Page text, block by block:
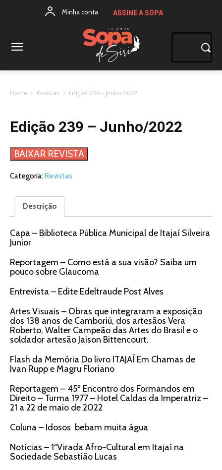
Minha conta ASSINE A SOPA
Home Revistas Edição 239 – Junho/2022
Edição 239 – Junho/2022
BAIXAR REVISTA
Categoria:Revistas
Descrição
Capa – Biblioteca Pública Municipal de Itajaí Silveira
Junior
Reportagem – Como está a sua visão? Saiba um
pouco sobre Glaucoma
Entrevista – Edite Edeltraude Post Alves
Artes Visuais – Obras que integraram a exposição
dos 138 anos de Camboriú, dos artesãos Vera
Roberto, Walter Campeão das Artes do Brasil e o
soldador artesão Jaison Bittencourt.
Flash da Memória Do livro ITAJAÍ Em Chamas de
Ivan Rupp e Magru Floriano
Reportagem – 45º Encontro dos Formandos em
Direito – Turma 1977 – Hotel Caldas da Imperatriz –
21 a 22 de maio de 2022
Coluna – Idosos bebam muita água
Notícias – 1ªVirada Afro-Cultural em Itajaí na
Sociedade Sebastião Lucas